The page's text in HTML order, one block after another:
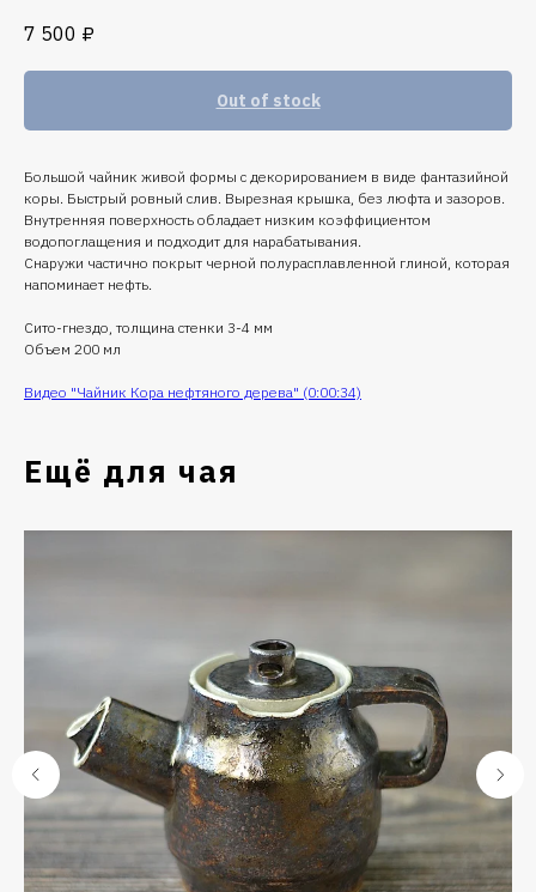
7 500 ₽
Out of stock
Большой чайник живой формы с декорированием в виде фантазийной
коры. Быстрый ровный слив. Вырезная крышка, без люфта и зазоров.
Внутренняя поверхность обладает низким коэффициентом
водопоглащения и подходит для нарабатывания.
Снаружи частично покрыт черной полурасплавленной глиной, которая
напоминает нефть.
Сито-гнездо, толщина стенки 3-4 мм
Объем 200 мл
Видео "Чайник Кора нефтяного дерева" (0:00:34)
Ещё для чая